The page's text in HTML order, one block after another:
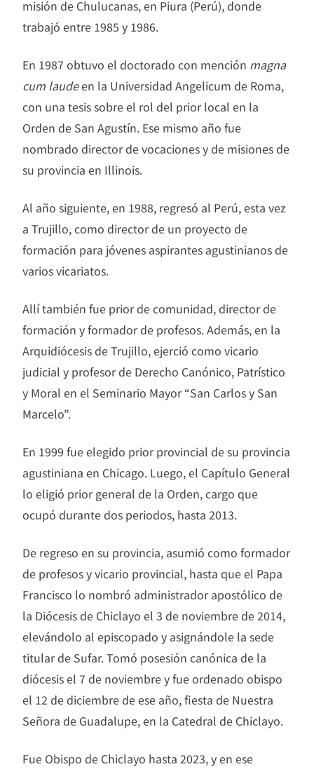
misión de Chulucanas, en Piura (Perú), donde
trabajó entre 1985 y 1986.
En 1987 obtuvo el doctorado con mención magna
cum laudeen la Universidad Angelicum de Roma,
con una tesis sobre el rol del prior local en la
Orden de San Agustín. Ese mismo año fue
nombrado director de vocaciones y de misiones de
su provincia en Illinois.
Al año siguiente, en 1988, regresó al Perú, esta vez
a Trujillo, como director de un proyecto de
formación para jóvenes aspirantes agustinianos de
varios vicariatos.
Allí también fue prior de comunidad, director de
formación y formador de profesos. Además, en la
Arquidiócesis de Trujillo, ejerció como vicario
judicial y profesor de Derecho Canónico, Patrístico
y Moral en el Seminario Mayor “San Carlos y San
Marcelo”.
En 1999 fue elegido prior provincial de su provincia
agustiniana en Chicago. Luego, el Capítulo General
lo eligió prior general de la Orden, cargo que
ocupó durante dos periodos, hasta 2013.
De regreso en su provincia, asumió como formador
de profesos y vicario provincial, hasta que el Papa
Francisco lo nombró administrador apostólico de
la Diócesis de Chiclayo el 3 de noviembre de 2014,
elevándolo al episcopado y asignándole la sede
titular de Sufar. Tomó posesión canónica de la
diócesis el 7 de noviembre y fue ordenado obispo
el 12 de diciembre de ese año, fiesta de Nuestra
Señora de Guadalupe, en la Catedral de Chiclayo.
Fue Obispo de Chiclayo hasta 2023, y en ese